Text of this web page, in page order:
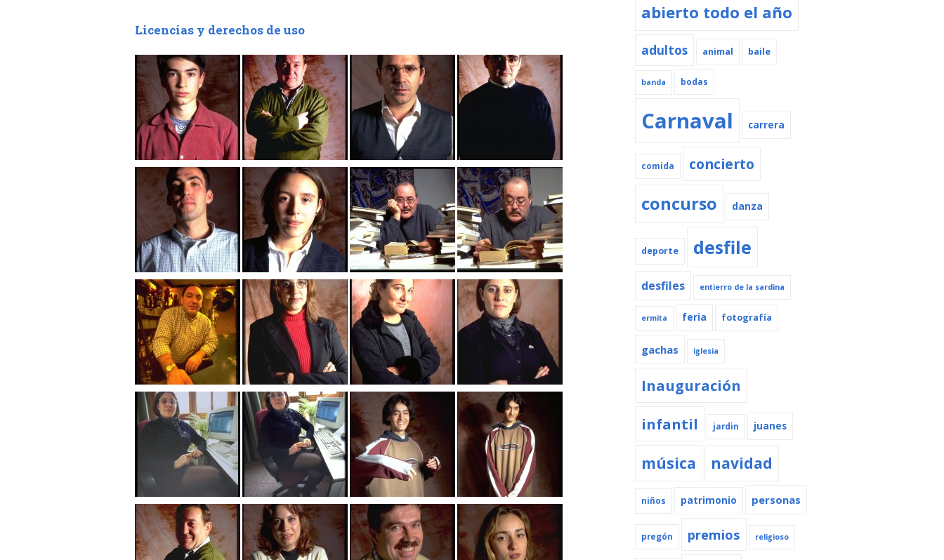
Licencias y derechos de uso
abierto todo el año
adultos animal baile
banda bodas
Carnaval carrera
comida concierto
concurso danza
deporte desfile
desfiles entierro de la sardina
ermita feria fotografía
gachas iglesia
Inauguración
infantil
jardin juanes
música navidad
niños patrimonio personas
pregón premios religioso